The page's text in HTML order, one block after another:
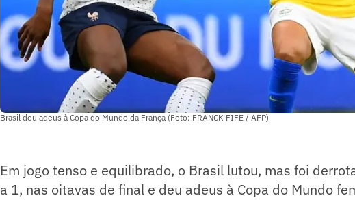
Brasil deu adeus à Copa do Mundo da França (Foto: FRANCK FIFE / AFP)
Em jogo tenso e equilibrado, o Brasil lutou, mas foi
a 1, nas oitavas de final e deu adeus à Copa do Mundo